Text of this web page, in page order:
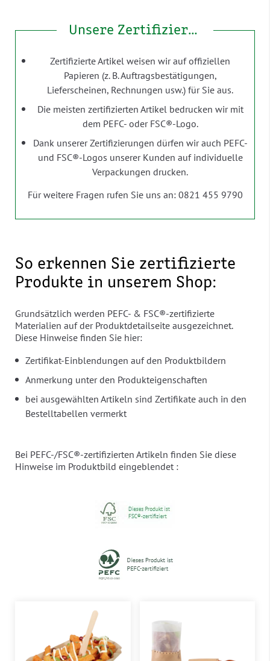
Unsere Zertifizierungen – Ihr Mehrwert
Zertifizierte Artikel weisen wir auf offiziellen
Papieren (z. B. Auftragsbestätigungen,
Lieferscheinen, Rechnungen usw.) für Sie aus.
Die meisten zertifizierten Artikel bedrucken wir mit
dem PEFC- oder FSC®-Logo.
Dank unserer Zertifizierungen dürfen wir auch PEFC-
und FSC®-Logos unserer Kunden auf individuelle
Verpackungen drucken.
Für weitere Fragen rufen Sie uns an: 0821 455 9790
So erkennen Sie zertifizierte
Produkte in unserem Shop:
Grundsätzlich werden PEFC- & FSC®-zertifizierte
Materialien auf der Produktdetailseite ausgezeichnet.
Diese Hinweise finden Sie hier:
Zertifikat-Einblendungen auf den Produktbildern
Anmerkung unter den Produkteigenschaften
bei ausgewählten Artikeln sind Zertifikate auch in den
Bestelltabellen vermerkt
Bei PEFC-/FSC®-zertifizierten Artikeln finden Sie diese
Hinweise im Produktbild eingeblendet :